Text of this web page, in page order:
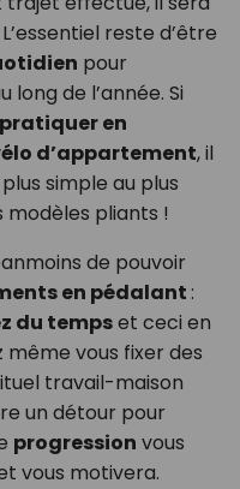
L’essentiel reste d’être
pour
de l’année. Si
pratiquer en
d’appartement, il
simple au plus
pliants !
de pouvoir
en pédalant :
du tempset ceci en
vous fixer des
travail-maison
un détour pour
progression vous
vous motivera.